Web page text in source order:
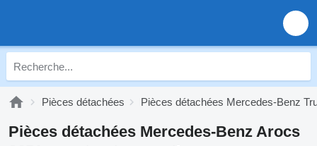
Pièces détachées Pièces détachées Mercedes-Benz
Pièces détachées Mercedes-Benz Arocs